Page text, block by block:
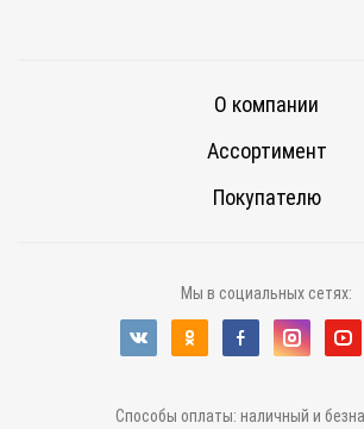
О компании
Ассортимент
Покупателю
Мы в социальных сетях:
Способы оплаты: наличный и